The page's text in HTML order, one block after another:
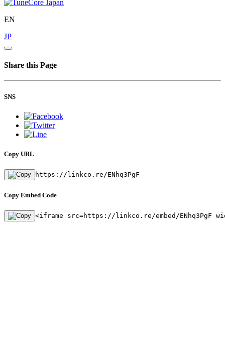
EN
JP
Share this Page
SNS
Copy URL
https://linkco.re/ENhq3PgF
Copy Embed Code
<iframe src=https://linkco.re/embed/ENhq3PgF